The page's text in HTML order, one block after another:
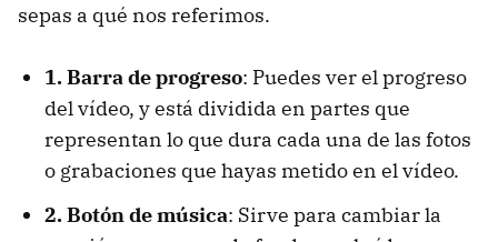
sepas a qué nos referimos.
1. Barra de progreso: Puedes ver el progreso
del vídeo, y está dividida en partes que
representan lo que dura cada una de las fotos
o grabaciones que hayas metido en el vídeo.
2. Botón de música: Sirve para cambiar la